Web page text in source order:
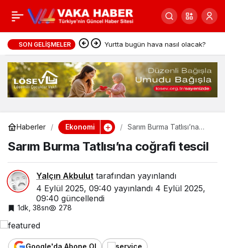
SON GELIŞMELER Yurtta bugün hava nasıl olacak?
Haberler Ekonomi
Sarım Burma Tatlısı’na
Sarım Burma Tatlısı’na coğrafi tescil
Yalçın Akbulut tarafından yayınlandı
4 Eylül 2025, 09:40 yayınlandı 4 Eylül 2025,
09:40 güncellendi
1dk, 38sn 278
TÜFE’de yıllık yüzde
33,28 artış
0 Paylaş